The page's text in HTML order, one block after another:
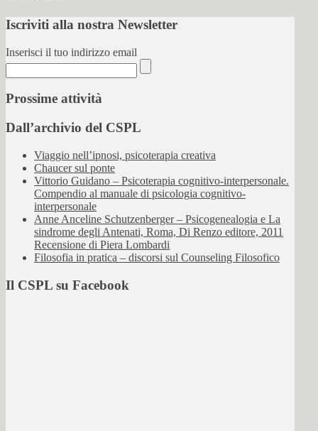
Iscriviti alla nostra Newsletter
Inserisci il tuo indirizzo email
Prossime attività
Dall’archivio del CSPL
Viaggio nell’ipnosi, psicoterapia creativa
Chaucer sul ponte
Vittorio Guidano – Psicoterapia cognitivo-interpersonale.
Compendio al manuale di psicologia cognitivo-
interpersonale
Anne Anceline Schutzenberger – Psicogenealogia e La
sindrome degli Antenati, Roma, Di Renzo editore, 2011
Recensione di Piera Lombardi
Filosofia in pratica – discorsi sul Counseling Filosofico
Il CSPL su Facebook